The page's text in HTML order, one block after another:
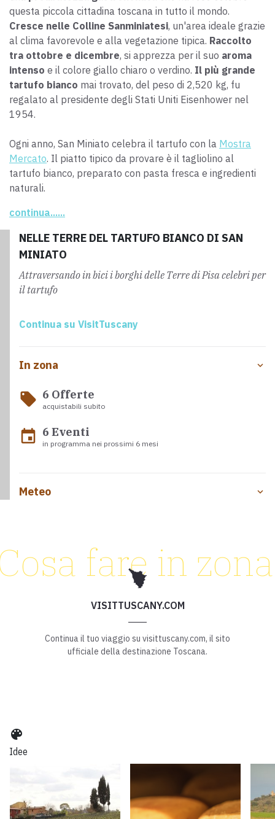
questa piccola cittadina toscana in tutto il mondo.
Cresce nelle Colline Sanminiatesi, un'area ideale grazie
al clima favorevole e alla vegetazione tipica. Raccolto
tra ottobre e dicembre, si apprezza per il suo aroma
intenso e il colore giallo chiaro o verdino. Il più grande
tartufo bianco mai trovato, del peso di 2,520 kg, fu
regalato al presidente degli Stati Uniti Eisenhower nel
1954.
Ogni anno, San Miniato celebra il tartufo con la Mostra
Mercato. Il piatto tipico da provare è il tagliolino al
tartufo bianco, preparato con pasta fresca e ingredienti
naturali.
continua......
NELLE TERRE DEL TARTUFO BIANCO DI SAN
MINIATO
Attraversando in bici i borghi delle Terre di Pisa celebri per
il tartufo
Continua su VisitTuscany
In zona
local_offer 6 Offerte
acquistabili subito
event 6 Eventi
in programma nei prossimi 6 mesi
Meteo
fare in zona
VISITTUSCANY.COM
Continua il tuo viaggio su visittuscany.com, il sito
ufficiale della destinazione Toscana.
color_lens
Idee